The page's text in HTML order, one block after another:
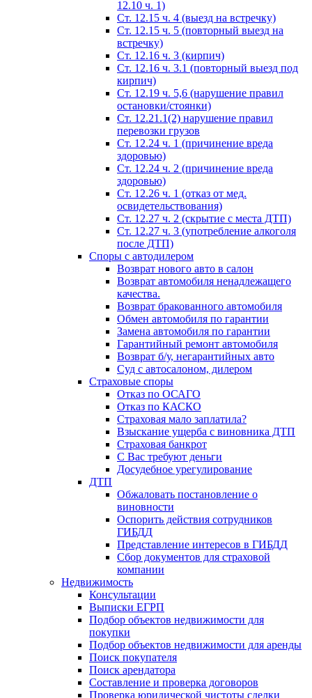
12.10 ч. 1)
Ст. 12.15 ч. 4 (выезд на встречку)
Ст. 12.15 ч. 5 (повторный выезд на
встречку)
Ст. 12.16 ч. 3 (кирпич)
Ст. 12.16 ч. 3.1 (повторный выезд под
кирпич)
Ст. 12.19 ч. 5,6 (нарушение правил
остановки/стоянки)
Ст. 12.21.1(2) нарушение правил
перевозки грузов
Ст. 12.24 ч. 1 (причинение вреда
здоровью)
Ст. 12.24 ч. 2 (причинение вреда
здоровью)
Ст. 12.26 ч. 1 (отказ от мед.
освидетельствования)
Ст. 12.27 ч. 2 (скрытие с места ДТП)
Ст. 12.27 ч. 3 (употребление алкоголя
после ДТП)
Споры с автодилером
Возврат нового авто в салон
Возврат автомобиля ненадлежащего
качества.
Возврат бракованного автомобиля
Обмен автомобиля по гарантии
Замена автомобиля по гарантии
Гарантийный ремонт автомобиля
Возврат б/у, негарантийных авто
Суд с автосалоном, дилером
Страховые споры
Отказ по ОСАГО
Отказ по КАСКО
Страховая мало заплатила?
Взыскание ущерба с виновника ДТП
Страховая банкрот
С Вас требуют деньги
Досудебное урегулирование
ДТП
Обжаловать постановление о
виновности
Оспорить действия сотрудников
ГИБДД
Представление интересов в ГИБДД
Сбор документов для страховой
компании
Недвижимость
Консультации
Выписки ЕГРП
Подбор объектов недвижимости для
покупки
Подбор объектов недвижимости для аренды
Поиск покупателя
Поиск арендатора
Составление и проверка договоров
Проверка юридической чистоты сделки